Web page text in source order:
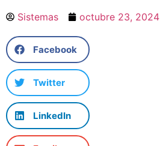
Sistemas octubre 23, 2024
Facebook
Twitter
LinkedIn